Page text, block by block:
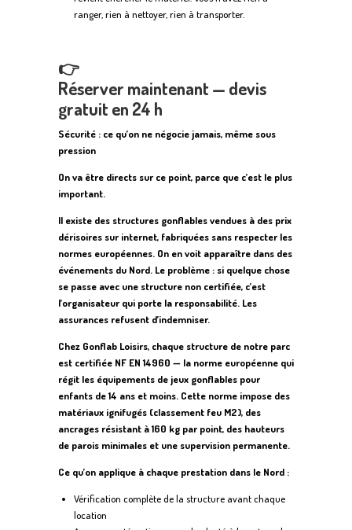
ranger, rien à nettoyer, rien à transporter.
👉
Réserver maintenant — devis
gratuit en 24 h
Sécurité : ce qu’on ne négocie jamais, même sous
pression
On va être directs sur ce point, parce que c’est le plus
important.
Il existe des structures gonflables vendues à des prix
dérisoires sur internet, fabriquées sans respecter les
normes européennes. On en voit apparaître dans des
événements du Nord. Le problème : si quelque chose
se passe avec une structure non certifiée, c’est
l’organisateur qui porte la responsabilité. Les
assurances refusent d’indemniser.
Chez Gonflab Loisirs, chaque structure de notre parc
est certifiée NF EN 14960 — la norme européenne qui
régit les équipements de jeux gonflables pour
enfants de 14 ans et moins. Cette norme impose des
matériaux ignifugés (classement feu M2), des
ancrages résistant à 160 kg par point, des hauteurs
de parois minimales et une supervision permanente.
Ce qu’on applique à chaque prestation dans le Nord :
Vérification complète de la structure avant chaque
location